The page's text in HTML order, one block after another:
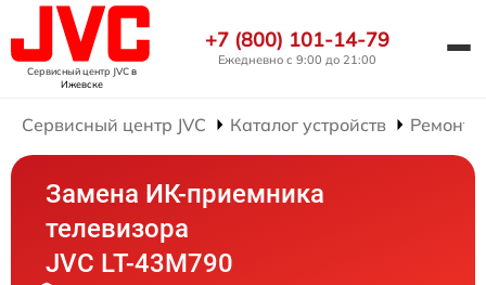
Сервисный центр JVCв
Ижевске
+7 (800) 101-14-79
Ежедневно с 9:00 до 21:00
Сервисный центр JVC Каталог устройств Ремонт
Замена ИК-приемника
телевизора
JVC LT-43M790